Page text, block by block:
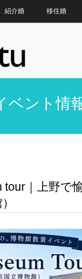
紹介婚 移住婚
ベント情
｜上野で